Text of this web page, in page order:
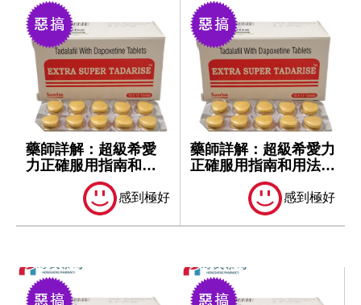
藥師詳解：超級希愛
力正確服用指南和用
感到極好
藥師詳解：超級希愛力
正確服用指南和用法用
感到極好